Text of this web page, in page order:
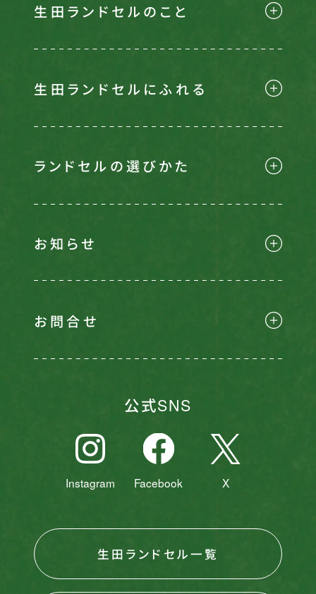
生田ランドセルのこと
生田ランドセルにふれる
ランドセルの選びかた
お知らせ
お問合せ
公式SNS
Instagram Facebook X
生田ランドセル一覧